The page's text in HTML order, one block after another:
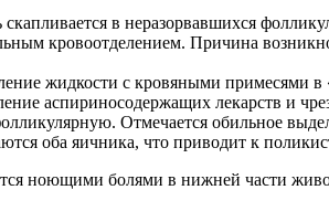
в неразорвавшихся
кровоотделением. Причина
жидкости с кровяными примесями
аспириносодержащих лекарств и
Отмечается обильное
оба яичника, что приводит к
ноющими болями в нижней части